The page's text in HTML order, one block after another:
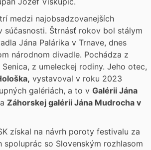
medzi najobsadzovanejších
súčasnosti. Štrnásť rokov bol stálym
Jána Palárika v Trnave, dnes
národnom divadle. Pochádza z
z umeleckej rodiny. Jeho otec,
, vystavoval v roku 2023
galériách, a to v Galérii Jána
a Záhorskej galérii Jána Mudrocha v
získal na návrh poroty festivalu za
spoluprác so Slovenským rozhlasom